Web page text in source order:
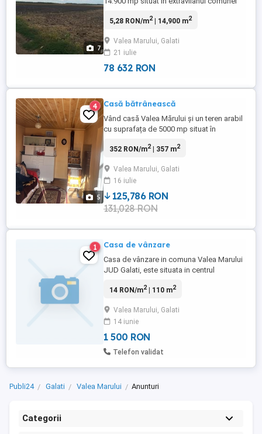
7
Galați pe Tarlaua 47/1, nr. cadastral 35, ID
lungimi: 368.295 ml 19.512 ml 17.462 ml
423.193 ml
5,28 RON/m2| 14,900 m2
Valea Marului, Galati
21 iulie
78 632 RON
5
4 Casă bătrânească
Vând casă Valea Mărului și un teren arabil
cu suprafața de 5000 mp situat în
la telefon
352 RON/m2| 357 m2
Valea Marului, Galati
16 iulie
125,786 RON
131,028 RON
1 Casa de vânzare
Casa de vânzare in comuna Valea Marului
JUD Galati, este situata in centrul
canalizare current, fantana proprie, este
incluzand casa anexe si teren 2400mp
17euro mp
14 RON/m2| 110 m2
Valea Marului, Galati
14 iunie
1 500 RON
Telefon validat
Publi24 Galati Valea Marului Anunturi
Categorii